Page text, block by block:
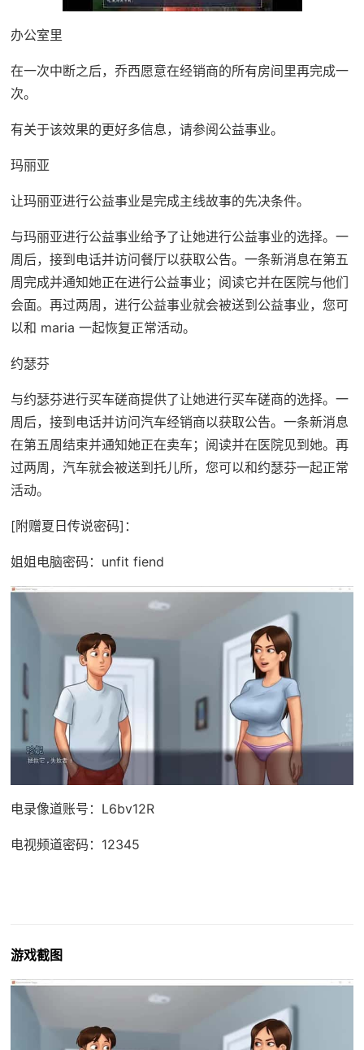
办公室里
在一次中断之后，乔西愿意在经销商的所有房间里再完成一
次。
有关于该效果的更好多信息，请参阅公益事业。
玛丽亚
让玛丽亚进行公益事业是完成主线故事的先决条件。
与玛丽亚进行公益事业给予了让她进行公益事业的选择。一
周后，接到电话并访问餐厅以获取公告。一条新消息在第五
周完成并通知她正在进行公益事业；阅读它并在医院与他们
会面。再过两周，进行公益事业就会被送到公益事业，您可
以和 maria 一起恢复正常活动。
约瑟芬
与约瑟芬进行买车磋商提供了让她进行买车磋商的选择。一
周后，接到电话并访问汽车经销商以获取公告。一条新消息
在第五周结束并通知她正在卖车；阅读并在医院见到她。再
过两周，汽车就会被送到托儿所，您可以和约瑟芬一起正常
活动。
[附赠夏日传说密码]：
姐姐电脑密码：unfit fiend
电录像道账号：L6bv12R
电视频道密码：12345
游戏截图